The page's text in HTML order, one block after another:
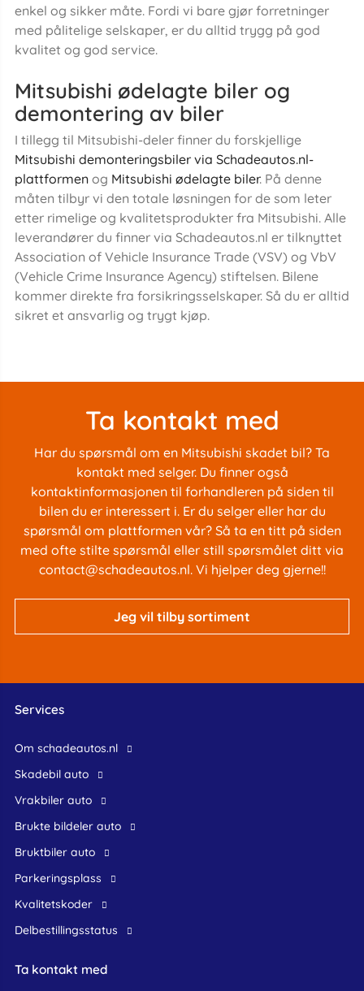
enkel og sikker måte. Fordi vi bare gjør forretninger
med pålitelige selskaper, er du alltid trygg på god
kvalitet og god service.
Mitsubishi ødelagte biler og
demontering av biler
I tillegg til Mitsubishi-deler finner du forskjellige
Mitsubishi demonteringsbiler via Schadeautos.nl-
plattformenog Mitsubishi ødelagte biler. På denne
måten tilbyr vi den totale løsningen for de som leter
etter rimelige og kvalitetsprodukter fra Mitsubishi. Alle
leverandører du finner via Schadeautos.nl er tilknyttet
Association of Vehicle Insurance Trade (VSV) og VbV
(Vehicle Crime Insurance Agency) stiftelsen. Bilene
kommer direkte fra forsikringsselskaper. Så du er alltid
sikret et ansvarlig og trygt kjøp.
Ta kontakt med
Har du spørsmål om en Mitsubishi skadet bil? Ta
kontakt med selger. Du finner også
kontaktinformasjonen til forhandleren på siden til
bilen du er interessert i. Er du selger eller har du
spørsmål om plattformen vår? Så ta en titt på siden
med ofte stilte spørsmål eller still spørsmålet ditt via
contact@schadeautos.nl. Vi hjelper deg gjerne!!
Jeg vil tilby sortiment
Services
Om schadeautos.nl
skadebil auto
Vrakbiler auto
Brukte bildeler auto
bruktbiler auto
Parkeringsplass
Kvalitetskoder
Delbestillingsstatus
Ta kontakt med